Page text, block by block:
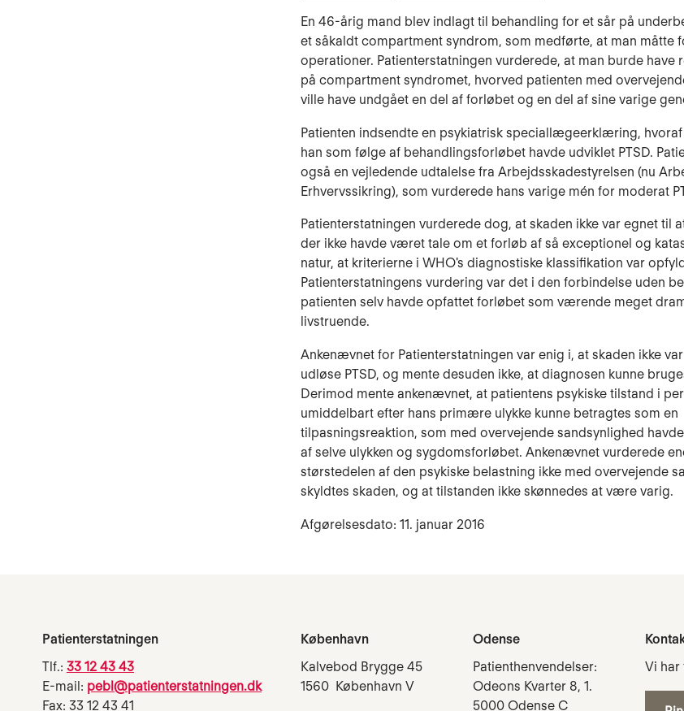
En 46-årig mand blev indlagt til behandling for et sår på
et såkaldt compartment syndrom, som medførte, at man måtte
operationer. Patienterstatningen vurderede, at man burde have
på compartment syndromet, hvorved patienten med
ville have undgået en del af forløbet og en del af sine varige
Patienten indsendte en psykiatrisk speciallægeerklæring,
han som følge af behandlingsforløbet havde udviklet PTSD.
også en vejledende udtalelse fra Arbejdsskadestyrelsen (nu
Erhvervssikring), som vurderede hans varige mén for moderat
Patienterstatningen vurderede dog, at skaden ikke var egnet til
der ikke havde været tale om et forløb af så exceptionel og
natur, at kriterierne i WHO's diagnostiske klassifikation var
Patienterstatningens vurdering var det i den forbindelse uden
patienten selv havde opfattet forløbet som værende meget
livstruende.
Ankenævnet for Patienterstatningen var enig i, at skaden ikke
udløse PTSD, og mente desuden ikke, at diagnosen kunne
Derimod mente ankenævnet, at patientens psykiske tilstand i
umiddelbart efter hans primære ulykke kunne betragtes som en
tilpasningsreaktion, som med overvejende sandsynlighed
af selve ulykken og sygdomsforløbet. Ankenævnet vurderede
størstedelen af den psykiske belastning ikke med overvejende
skyldtes skaden, og at tilstanden ikke skønnedes at være varig.
Afgørelsesdato: 11. januar 2016
Patienterstatningen
Tlf.: 33 12 43 43
E-mail: pebl@patienterstatningen.dk
Fax: 33 12 43 41
København
Kalvebod Brygge 45
1560 København V
Odense
Patienthenvendelser:
Odeons Kvarter 8, 1.
5000 Odense C
Vi har